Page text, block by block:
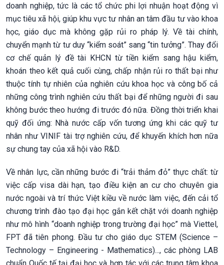
doanh nghiệp, tức là các tổ chức phi lợi nhuận hoạt động vì
mục tiêu xã hội, giúp khu vực tư nhân an tâm đầu tư vào khoa
học, giáo dục mà không gặp rủi ro pháp lý. Về tài chính,
chuyển mạnh từ tư duy “kiểm soát” sang “tin tưởng”. Thay đổi
cơ chế quản lý đề tài KHCN từ tiền kiểm sang hậu kiểm,
khoán theo kết quả cuối cùng, chấp nhận rủi ro thất bại như
thuộc tính tự nhiên của nghiên cứu khoa học và công bố cả
những công trình nghiên cứu thất bại để những người đi sau
không bước theo hướng đi trước đó nữa. Đồng thời triển khai
quỹ đối ứng: Nhà nước cấp vốn tương ứng khi các quỹ tư
nhân như VINIF tài trợ nghiên cứu, để khuyến khích hơn nữa
sự chung tay của xã hội vào R&D.
Về nhân lực, cần những bước đi “trải thảm đỏ” thực chất: từ
việc cấp visa dài hạn, tạo điều kiện an cư cho chuyên gia
nước ngoài và trí thức Việt kiều về nước làm việc, đến cải tổ
chương trình đào tạo đại học gắn kết chặt với doanh nghiệp
như mô hình “doanh nghiệp trong trường đại học” mà Viettel,
FPT đã tiên phong. Đầu tư cho giáo dục STEM (Science –
Technology – Engineering - Mathematics)..., các phòng LAB
chuẩn Quốc tế tại đại học và hợp tác với các trung tâm khoa